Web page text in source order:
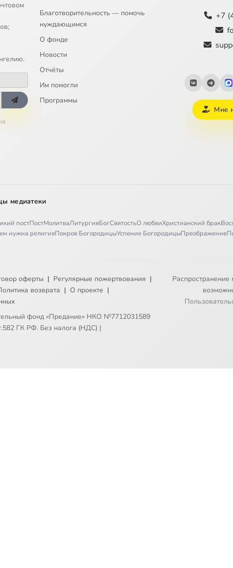
Благотворительность — помочь
нуждающимся
О фонде
Новости
Отчёты
Им помогли
Программы
+7
Мне
медиатеки
постПостМолитваЛитургияБогСвятостьО любвиХристианский брак
нужна религияПокров БогородицыУспение БогородицыПреображение
оферты | Регулярные пожертвования |
возврата | О проекте |
фонд «Предание» НКО №7712031589
ГК РФ. Без налога (НДС) |
Распространение